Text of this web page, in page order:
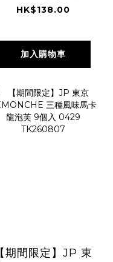
年輪蛋糕 6件
HK$138.00
加入購物車
【期間限定】JP 東